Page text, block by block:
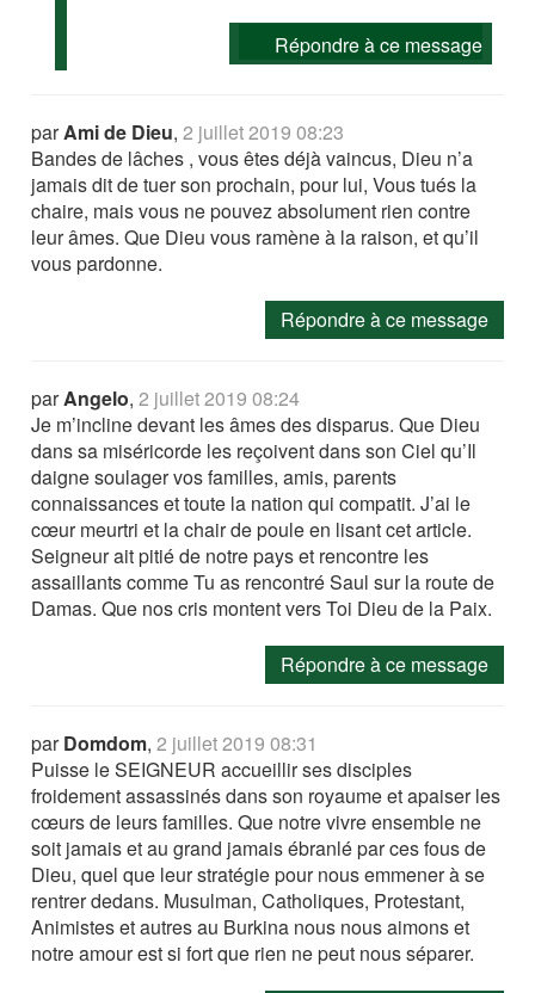
Répondre à ce message
parAmi de Dieu,2 juillet 2019 08:23
Bandes de lâches , vous êtes déjà vaincus, Dieu n’a
jamais dit de tuer son prochain, pour lui, Vous tués la
chaire, mais vous ne pouvez absolument rien contre
leur âmes. Que Dieu vous ramène à la raison, et qu’il
vous pardonne.
Répondre à ce message
parAngelo,2 juillet 2019 08:24
Je m’incline devant les âmes des disparus. Que Dieu
dans sa miséricorde les reçoivent dans son Ciel qu’Il
daigne soulager vos familles, amis, parents
connaissances et toute la nation qui compatit. J’ai le
cœur meurtri et la chair de poule en lisant cet article.
Seigneur ait pitié de notre pays et rencontre les
assaillants comme Tu as rencontré Saul sur la route de
Damas. Que nos cris montent vers Toi Dieu de la Paix.
Répondre à ce message
parDomdom,2 juillet 2019 08:31
Puisse le SEIGNEUR accueillir ses disciples
froidement assassinés dans son royaume et apaiser les
cœurs de leurs familles. Que notre vivre ensemble ne
soit jamais et au grand jamais ébranlé par ces fous de
Dieu, quel que leur stratégie pour nous emmener à se
rentrer dedans. Musulman, Catholiques, Protestant,
Animistes et autres au Burkina nous nous aimons et
notre amour est si fort que rien ne peut nous séparer.